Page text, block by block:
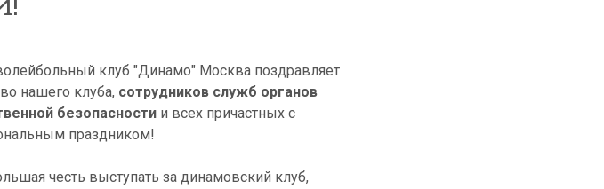
клуб "Динамо" Москва поздравляет
нашего клуба, сотрудников служб органов
безопасности и всех причастных с
праздником!
честь выступать за динамовский клуб,